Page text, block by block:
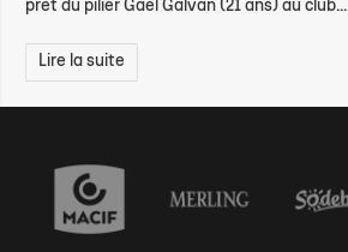
prêt du pilier Gael Galván (21 ans) au club...
Lire la suite